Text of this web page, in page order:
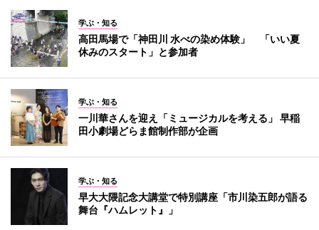
学ぶ・知る
高田馬場で「神田川 水べの染め体験」 「いい夏
休みのスタート」と参加者
学ぶ・知る
一川華さんを迎え「ミュージカルを考える」 早稲
田小劇場どらま館制作部が企画
学ぶ・知る
早大大隈記念大講堂で特別講座「市川染五郎が語る
舞台『ハムレット』」